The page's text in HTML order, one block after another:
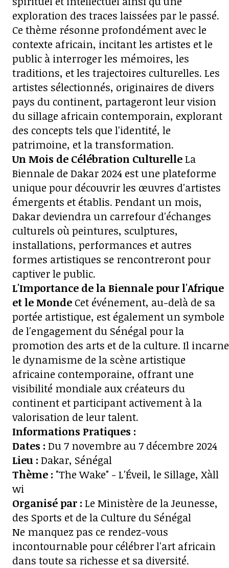
exploration des traces laissées par le passé.
Ce thème résonne profondément avec le
contexte africain, incitant les artistes et le
public à interroger les mémoires, les
traditions, et les trajectoires culturelles. Les
artistes sélectionnés, originaires de divers
pays du continent, partageront leur vision
du sillage africain contemporain, explorant
des concepts tels que l'identité, le
patrimoine, et la transformation.
Un Mois de Célébration CulturelleLa
Biennale de Dakar 2024 est une plateforme
unique pour découvrir les œuvres d'artistes
émergents et établis. Pendant un mois,
Dakar deviendra un carrefour d'échanges
culturels où peintures, sculptures,
installations, performances et autres
formes artistiques se rencontreront pour
captiver le public.
L'Importance de la Biennale pour l'Afrique
et le Monde Cet événement, au-delà de sa
portée artistique, est également un symbole
de l'engagement du Sénégal pour la
promotion des arts et de la culture. Il incarne
le dynamisme de la scène artistique
africaine contemporaine, offrant une
visibilité mondiale aux créateurs du
continent et participant activement à la
valorisation de leur talent.
Informations Pratiques :
Dates : Du 7 novembre au 7 décembre 2024
Lieu : Dakar, Sénégal
Thème : "The Wake" - L'Éveil, le Sillage, Xàll
wi
Organisé par : Le Ministère de la Jeunesse,
des Sports et de la Culture du Sénégal
Ne manquez pas ce rendez-vous
incontournable pour célébrer l'art africain
dans toute sa richesse et sa diversité.